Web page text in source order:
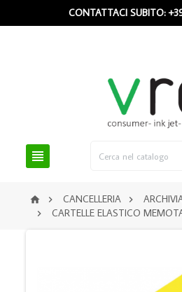
CONTATTACI SUBITO:

  CANCELLERIA 
 CARTELLE ELASTICO